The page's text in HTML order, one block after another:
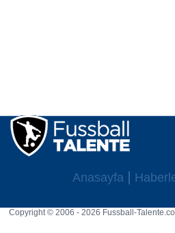
Anasayfa
Copyright © 2006 - 2026 Fussball-